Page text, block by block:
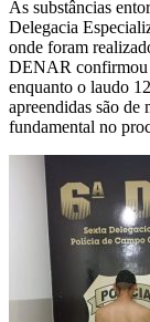
As substâncias
Delegacia
onde foram
DENAR confirmou
enquanto o laudo
apreendidas são de
fundamental no